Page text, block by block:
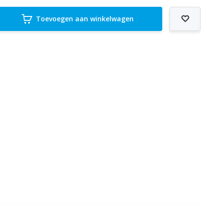
Toevoegen aan winkelwagen